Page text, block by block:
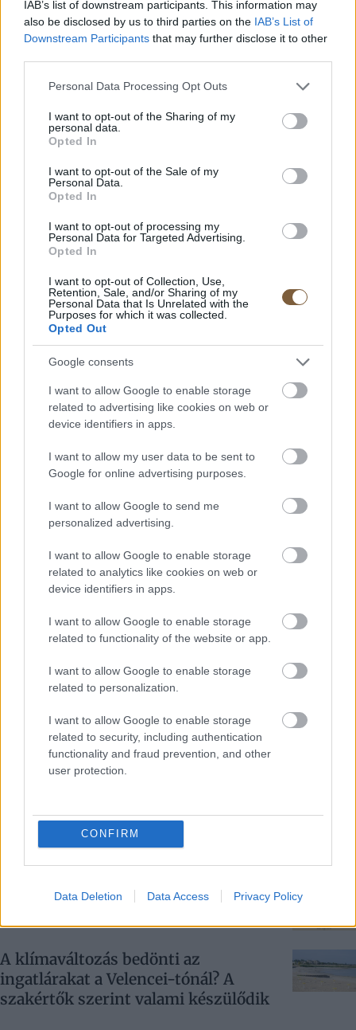
IAB’s list of downstream participants. This information may
also be disclosed by us to third parties on the IAB’s List of
Downstream Participants that may further disclose it to other
Please note that this website/app uses one or more Google
not limited to your visit or usage behaviour. You may click to
grant or deny consent to Google and its third-party tags to
use your data for below specified purposes in below Google
consent section.
Personal Data Processing Opt Outs
I want to opt-out of the Sharing of my
personal data.
Opted In
I want to opt-out of the Sale of my
Personal Data.
Opted In
I want to opt-out of processing my
Personal Data for Targeted Advertising.
Opted In
I want to opt-out of Collection, Use,
Retention, Sale, and/or Sharing of my
Personal Data that Is Unrelated with the
Purposes for which it was collected.
Opted Out
Google consents
I want to allow Google to enable storage
related to advertising like cookies on web or
device identifiers in apps.
I want to allow my user data to be sent to
Google for online advertising purposes.
I want to allow Google to send me
personalized advertising.
I want to allow Google to enable storage
related to analytics like cookies on web or
device identifiers in apps.
I want to allow Google to enable storage
related to functionality of the website or app.
I want to allow Google to enable storage
related to personalization.
I want to allow Google to enable storage
related to security, including authentication
functionality and fraud prevention, and other
user protection.
CONFIRM
Data Deletion Data Access Privacy Policy
Itt állíthatod be, hogy a Google
keresőben elsők között legyen a
Legyünk partnerek
Fedezd fel több mint 10,000+ cikkünket
Fedezd fel a lehetőségeket
Támogass minket
Légy részese a HelloMagyar fejlesztésének
bejegyzések
Összes megtekintése
amelyek túl nagyok a galaxisaiknak
gyémántnál is keményebb anyagot
hozhatnak létre
partja sincs
A klímaváltozás bedönti az
ingatlárakat a Velencei-tónál? A
szakértők szerint valami készülődik